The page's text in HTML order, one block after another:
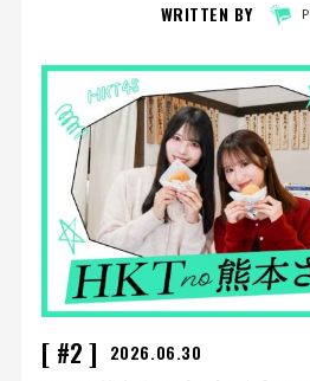
WRITTEN BY
#2
2026.06.30